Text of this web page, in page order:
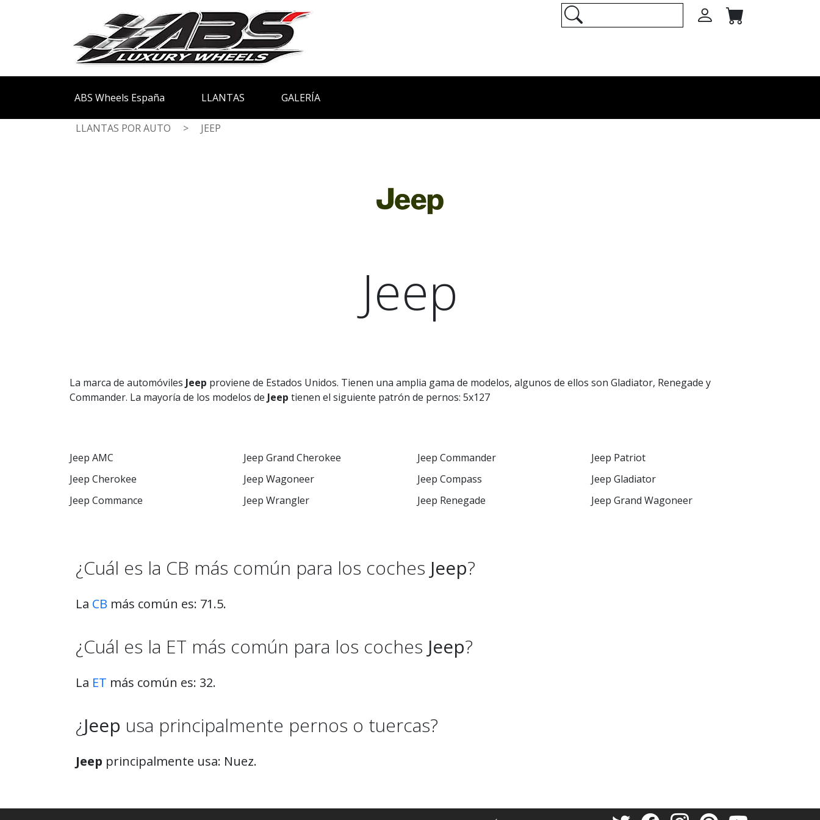
ABS Wheels España LLANTAS GALERÍA
LLANTAS POR AUTO > JEEP
Jeep
La marca de automóviles Jeep proviene de Estados Unidos. Tienen una amplia gama de modelos, algunos de ellos son Gladiator, Renegade y
Commander. La mayoría de los modelos de Jeep tienen el siguiente patrón de pernos: 5x127
Jeep AMC
Jeep Cherokee
Jeep Commance
Jeep Grand Cherokee
Jeep Wagoneer
Jeep Wrangler
Jeep Commander
Jeep Compass
Jeep Renegade
Jeep Patriot
Jeep Gladiator
Jeep Grand Wagoneer
¿Cuál es la CB más común para los coches Jeep?
La CB más común es: 71.5.
¿Cuál es la ET más común para los coches Jeep?
La ET más común es: 32.
¿Jeep usa principalmente pernos o tuercas?
Jeep principalmente usa: Nuez.